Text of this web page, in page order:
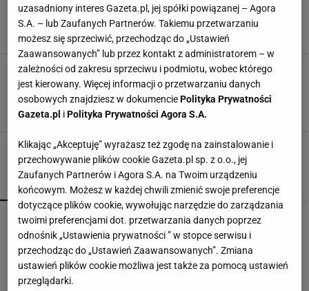
249? Transmisja TV
Sport.pl,9 MAJA 2020, 21:00
Gala UFC 249 odwołana! Sprawy wymknęły się
spod kontroli
DL/Rafał Grabosz, inthecage.pl,
10 KWIETNIA 2020, 08:14
POPULARNE NAJNOWSZE
Tichonow grzmi: Z Polakami należy postąpić
dokładnie tak samo
uzasadniony interes Gazeta.pl, jej spółki powiązanej – Agora
S.A. – lub Zaufanych Partnerów. Takiemu przetwarzaniu
możesz się sprzeciwić, przechodząc do „Ustawień
Zaawansowanych” lub przez kontakt z administratorem – w
zależności od zakresu sprzeciwu i podmiotu, wobec którego
jest kierowany. Więcej informacji o przetwarzaniu danych
osobowych znajdziesz w dokumenciePolityka Prywatności
Gazeta.pl iPolityka Prywatności Agora S.A.
Klikając „Akceptuję” wyrażasz też zgodę na zainstalowanie i
przechowywanie plików cookie Gazeta.pl sp. z o.o., jej
Zaufanych Partnerów i Agora S.A. na Twoim urządzeniu
końcowym. Możesz w każdej chwili zmienić swoje preferencje
dotyczące plików cookie, wywołując narzędzie do zarządzania
twoimi preferencjami dot. przetwarzania danych poprzez
odnośnik „Ustawienia prywatności ” w stopce serwisu i
przechodząc do „Ustawień Zaawansowanych”. Zmiana
ustawień plików cookie możliwa jest także za pomocą ustawień
przeglądarki.